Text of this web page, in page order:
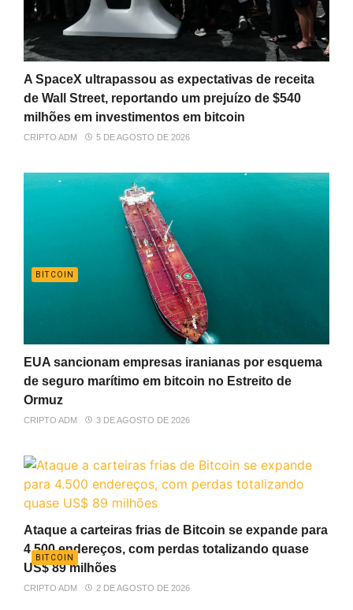
A SpaceX ultrapassou as expectativas de receita
de Wall Street, reportando um prejuízo de $540
milhões em investimentos em bitcoin
CRIPTO ADM 5 DE AGOSTO DE 2026
BITCOIN
EUA sancionam empresas iranianas por esquema
de seguro marítimo em bitcoin no Estreito de
Ormuz
CRIPTO ADM 3 DE AGOSTO DE 2026
BITCOIN
Ataque a carteiras frias de Bitcoin se expande para
4.500 endereços, com perdas totalizando quase
US$ 89 milhões
CRIPTO ADM 2 DE AGOSTO DE 2026